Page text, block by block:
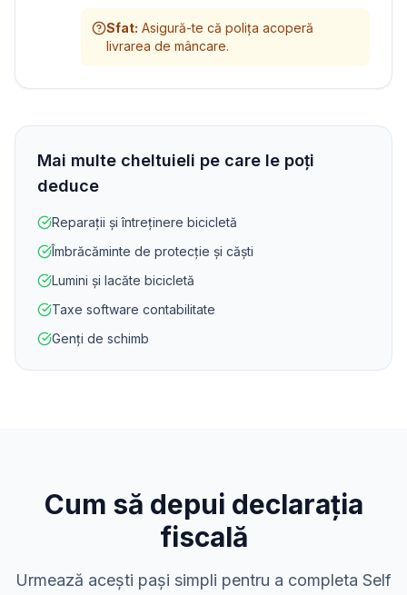
Sfat: Asigură-te că polița acoperă
livrarea de mâncare.
Mai multe cheltuieli pe care le poți
deduce
Reparații și întreținere bicicletă
Îmbrăcăminte de protecție și căști
Lumini și lacăte bicicletă
Taxe software contabilitate
Genți de schimb
Cum să depui declarația
fiscală
Urmează acești pași simpli pentru a completa Self